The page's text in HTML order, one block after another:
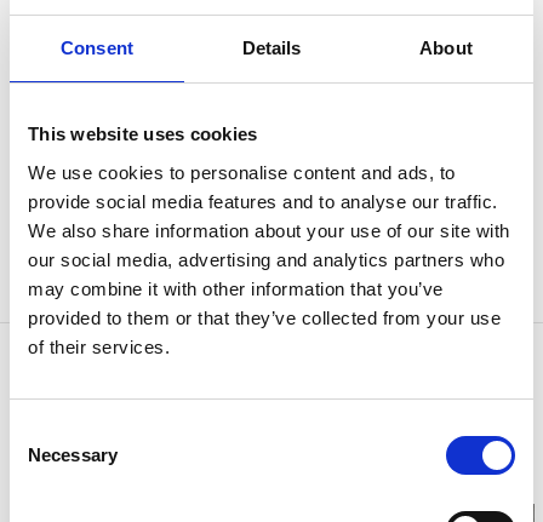
Consent Details About
This website uses cookies
We use cookies to personalise content and ads, to
provide social media features and to analyse our traffic.
We also share information about your use of our site with
our social media, advertising and analytics partners who
may combine it with other information that you’ve
provided to them or that they’ve collected from your use
of their services.
Selection
Necessary
Ubbhult Padelcenter har en singelbana och en
kvantiteten och är de första och förmodligen
enda som har byggt singelbana med Mondo-
mattan i Mark. Här finns två banor i högsta
WPT-klass med nya supercourt mattan på både
singel och dubbel.
Kontaktinformation
Ubbhults Padelcenter
438 95 Hällingsjö
Telefon: 0301-43300